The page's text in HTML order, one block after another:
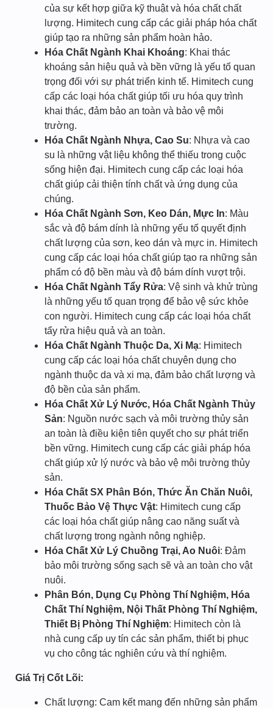
của sự kết hợp giữa kỹ thuật và hóa chất chất
lượng. Himitech cung cấp các giải pháp hóa chất
giúp tạo ra những sản phẩm hoàn hảo.
Hóa Chất Ngành Khai Khoáng: Khai thác
khoáng sản hiệu quả và bền vững là yếu tố quan
trọng đối với sự phát triển kinh tế. Himitech cung
cấp các loại hóa chất giúp tối ưu hóa quy trình
khai thác, đảm bảo an toàn và bảo vệ môi
trường.
Hóa Chất Ngành Nhựa, Cao Su: Nhựa và cao
su là những vật liệu không thể thiếu trong cuộc
sống hiện đại. Himitech cung cấp các loại hóa
chất giúp cải thiện tính chất và ứng dụng của
chúng.
Hóa Chất Ngành Sơn, Keo Dán, Mực In: Màu
sắc và độ bám dính là những yếu tố quyết định
chất lượng của sơn, keo dán và mực in. Himitech
cung cấp các loại hóa chất giúp tạo ra những sản
phẩm có độ bền màu và độ bám dính vượt trội.
Hóa Chất Ngành Tẩy Rửa: Vệ sinh và khử trùng
là những yếu tố quan trọng để bảo vệ sức khỏe
con người. Himitech cung cấp các loại hóa chất
tẩy rửa hiệu quả và an toàn.
Hóa Chất Ngành Thuộc Da, Xi Mạ: Himitech
cung cấp các loại hóa chất chuyên dụng cho
ngành thuộc da và xi mạ, đảm bảo chất lượng và
độ bền của sản phẩm.
Hóa Chất Xử Lý Nước, Hóa Chất Ngành Thủy
Sản: Nguồn nước sạch và môi trường thủy sản
an toàn là điều kiện tiên quyết cho sự phát triển
bền vững. Himitech cung cấp các giải pháp hóa
chất giúp xử lý nước và bảo vệ môi trường thủy
sản.
Hóa Chất SX Phân Bón, Thức Ăn Chăn Nuôi,
Thuốc Bảo Vệ Thực Vật: Himitech cung cấp
các loại hóa chất giúp nâng cao năng suất và
chất lượng trong ngành nông nghiệp.
Hóa Chất Xử Lý Chuồng Trại, Ao Nuôi: Đảm
bảo môi trường sống sạch sẽ và an toàn cho vật
nuôi.
Phân Bón, Dụng Cụ Phòng Thí Nghiệm, Hóa
Chất Thí Nghiệm, Nội Thất Phòng Thí Nghiệm,
Thiết Bị Phòng Thí Nghiệm: Himitech còn là
nhà cung cấp uy tín các sản phẩm, thiết bị phục
vụ cho công tác nghiên cứu và thí nghiệm.
Giá Trị Cốt Lõi:
Chất lượng: Cam kết mang đến những sản phẩm